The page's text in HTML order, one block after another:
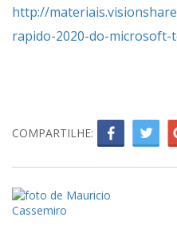
http://
rapido-2020-do-microsoft-
COMPARTILHE: